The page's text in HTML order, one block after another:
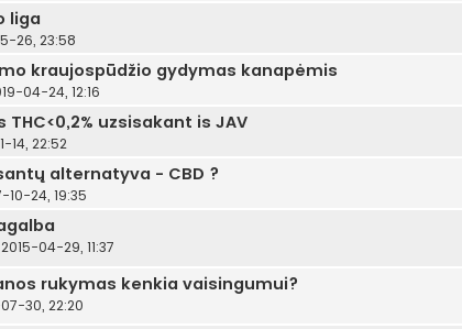
liga
26, 23:58
kraujospūdžio gydymas kanapėmis
04-24, 12:16
THC<0,2% uzsisakant is JAV
14, 22:52
alternatyva - CBD ?
10-24, 19:35
2015-04-29, 11:37
rukymas kenkia vaisingumui?
07-30, 22:20